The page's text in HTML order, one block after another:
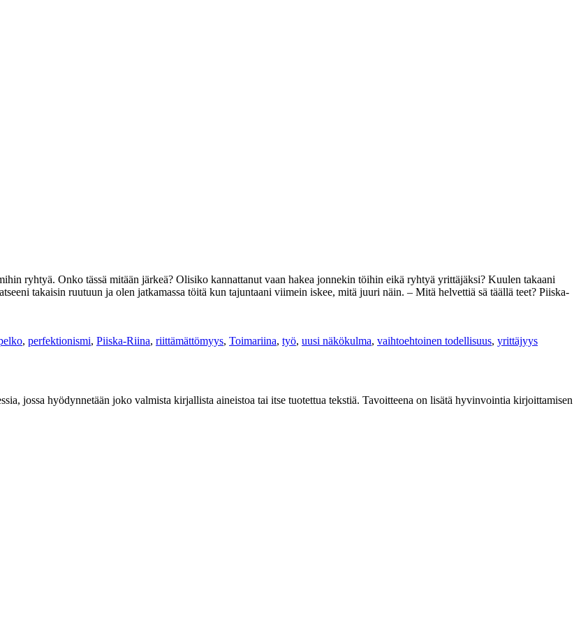
ryhtyä. Onko tässä mitään järkeä? Olisiko kannattanut vaan hakea jonnekin töihin eikä ryhtyä yrittäjäksi? Kuulen takaani
takaisin ruutuun ja olen jatkamassa töitä kun tajuntaani viimein iskee, mitä juuri näin. – Mitä helvettiä sä täällä teet? Piiska-
, perfektionismi, Piiska-Riina, riittämättömyys, Toimariina, työ, uusi näkökulma, vaihtoehtoinen todellisuus, yrittäjyys
jossa hyödynnetään joko valmista kirjallista aineistoa tai itse tuotettua tekstiä. Tavoitteena on lisätä hyvinvointia kirjoittamisen